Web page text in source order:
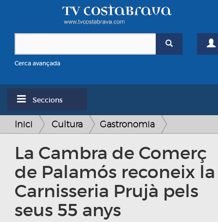
Cerca avançada
Seccions
Inici Cultura Gastronomia
La Cambra de Comerç
de Palamós reconeix la
Carnisseria Prujà pels
seus 55 anys